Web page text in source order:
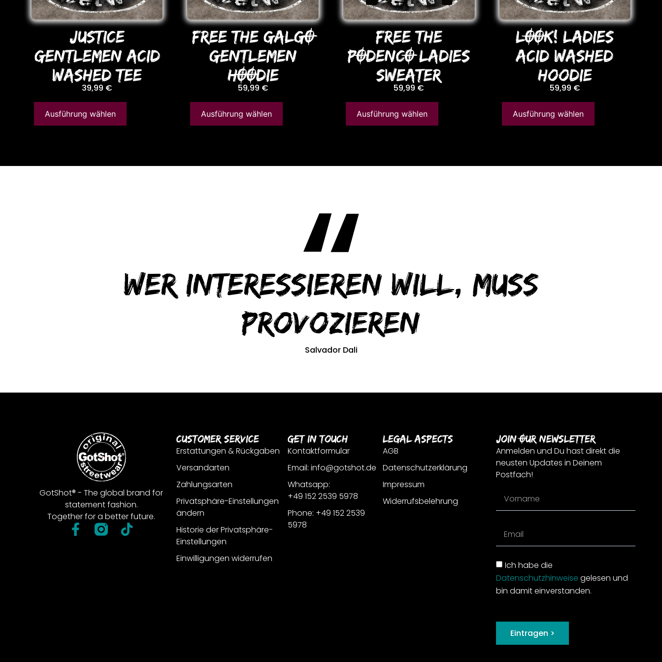
JUSTICE
GENTLEMEN ACID
WASHED TEE
39,99 €
Ausführung wählen
FREE THE GALGO
GENTLEMEN
HOODIE
59,99 €
Ausführung wählen
FREE THE
PODENCO LADIES
SWEATER
59,99 €
Ausführung wählen
LOOK! LADIES
ACID WASHED
HooDIE
59,99 €
Ausführung wählen
Wer interessieren will, muss
provozieren
Salvador Dali
GotShot® - The global brand for
statement fashion.
Together for a better future.
Customer Service
Erstattungen & Rückgaben
Versandarten
Zahlungsarten
Privatsphäre-Einstellungen
ändern
Historie der Privatsphäre-
Einstellungen
Einwilligungen widerrufen
Get In Touch
Kontaktformular
Email: info@gotshot.de
Whatsapp:
+49 152 2539 5978
Phone: +49 152 2539
5978
Legal Aspects
AGB
Datenschutzerklärung
Impressum
Widerrufsbelehrung
Join Our Newsletter
Anmelden und Du hast direkt die
neusten Updates in Deinem
Postfach!
Ich habe die
Datenschutzhinweise gelesen und
bin damit einverstanden.
Eintragen >